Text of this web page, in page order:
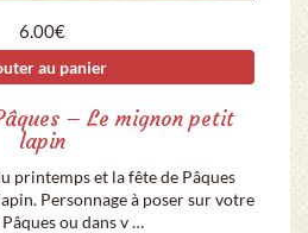
6.00€
au panier
– Le mignon petit
lapin
printemps et la fête de Pâques
Personnage à poser sur votre
ou dans v …